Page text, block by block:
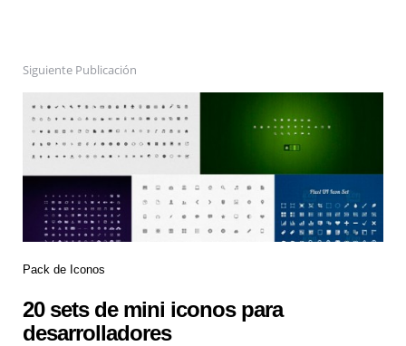
Siguiente Publicación
Pack de Iconos
20 sets de mini iconos para
desarrolladores